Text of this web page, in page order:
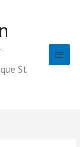
St